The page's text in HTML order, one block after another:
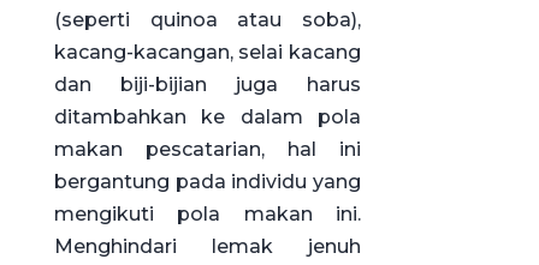
(seperti quinoa atau soba),
kacang-kacangan, selai kacang
dan biji-bijian juga harus
ditambahkan ke dalam pola
makan pescatarian, hal ini
bergantung pada individu yang
mengikuti pola makan ini.
Menghindari lemak jenuh